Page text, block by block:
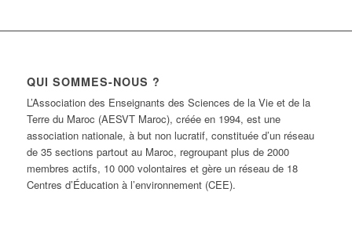
QUI SOMMES-NOUS ?
L’Association des Enseignants des Sciences de la Vie et de la
Terre du Maroc (AESVT Maroc), créée en 1994, est une
association nationale, à but non lucratif, constituée d’un réseau
de 35 sections partout au Maroc, regroupant plus de 2000
membres actifs, 10 000 volontaires et gère un réseau de 18
Centres d’Éducation à l’environnement (CEE).